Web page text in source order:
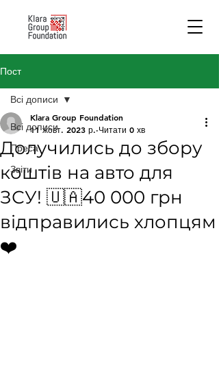
Пост
Всі дописи
Преса
Звіти
Всі дописи
Долучились до збору
коштів на авто для
ЗСУ! 🇺🇦40 000 грн
відправились хлопцям
❤️
Klara Group Foundation
11 жовт. 2023 р. Читати 0 хв